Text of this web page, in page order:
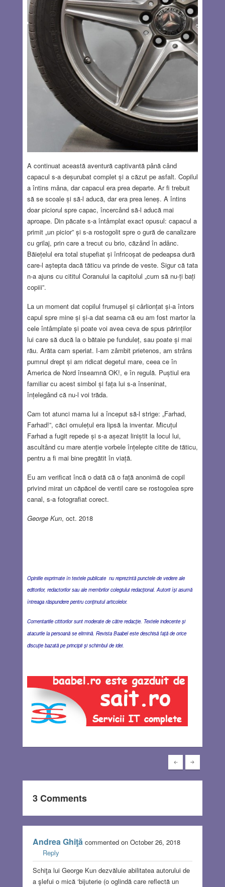
A continuat această aventură captivantă până când
capacul s-a deșurubat complet și a căzut pe asfalt. Copilul
a întins mâna, dar capacul era prea departe. Ar fi trebuit
să se scoale și să-l aducă, dar era prea leneș. A întins
doar piciorul spre capac, încercând să-l aducă mai
aproape. Din păcate s-a întâmplat exact opusul: capacul a
primit „un picior” și s-a rostogolit spre o gură de canalizare
cu grilaj, prin care a trecut cu brio, căzând în adânc.
Băiețelul era total stupefiat și înfricoșat de pedeapsa dură
care-l aștepta dacă tăticu va prinde de veste. Sigur că tata
n-a ajuns cu cititul Coranului la capitolul „cum să nu-ți bați
copiii”.
La un moment dat copilul frumușel și cârlionțat și-a întors
capul spre mine și și-a dat seama că eu am fost martor la
cele întâmplate și poate voi avea ceva de spus părinților
lui care să ducă la o bătaie pe funduleț, sau poate și mai
rău. Arăta cam speriat. I-am zâmbit prietenos, am strâns
pumnul drept și am ridicat degetul mare, ceea ce în
America de Nord înseamnă OK!, e în regulă. Puștiul era
familiar cu acest simbol și fața lui s-a înseninat,
înțelegând că nu-l voi trăda.
Cam tot atunci mama lui a început să-l strige: „Farhad,
Farhad!”, căci omulețul era lipsă la inventar. Micuțul
Farhad a fugit repede și s-a așezat liniștit la locul lui,
ascultând cu mare atenție vorbele înțelepte citite de tăticu,
pentru a fi mai bine pregătit în viață.
Eu am verificat încă o dată că o față anonimă de copil
privind mirat un căpăcel de ventil care se rostogolea spre
canal, s-a fotografiat corect.
George Kun, oct. 2018
Opiniile exprimate în textele publicate nu reprezintă punctele de vedere ale
editorilor, redactorilor sau ale membrilor colegiului redacţional. Autorii îşi asumă
întreaga răspundere pentru conţinutul articolelor.
Comentariile cititorilor sunt moderate de către redacţie. Textele indecente şi
atacurile la persoană se elimină. Revista Baabel este deschisă faţă de orice
discuţie bazată pe principii şi schimbul de idei.
3 Comments
Andrea Ghiţăcommented on October 26, 2018
Reply
Schiţa lui George Kun dezvăluie abilitatea autorului de
a şlefui o mică ‘bijuterie (o oglindă care reflectă un